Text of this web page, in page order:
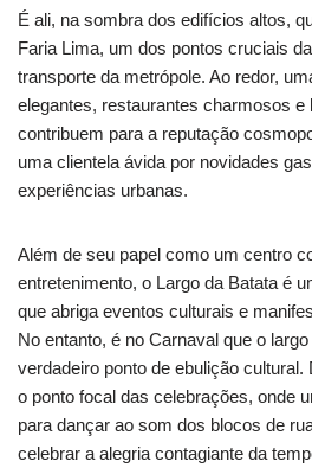
É ali, na sombra dos edifícios altos,
Faria Lima, um dos pontos cruciais
transporte da metrópole. Ao redor,
elegantes, restaurantes charmosos e
contribuem para a reputação
uma clientela ávida por novidades
experiências urbanas.
Além de seu papel como um centro
entretenimento, o Largo da Batata é
que abriga eventos culturais e
No entanto, é no Carnaval que o
verdadeiro ponto de ebulição
o ponto focal das celebrações, onde
para dançar ao som dos blocos de
celebrar a alegria contagiante da